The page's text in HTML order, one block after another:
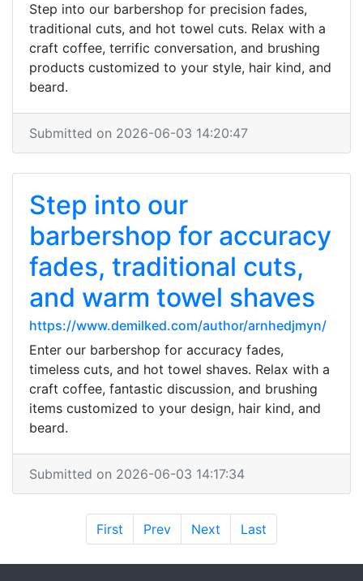
Step into our barbershop for precision fades,
traditional cuts, and hot towel cuts. Relax with a
craft coffee, terrific conversation, and brushing
products customized to your style, hair kind, and
beard.
Submitted on 2026-06-03 14:20:47
Step into our
barbershop for accuracy
fades, traditional cuts,
and warm towel shaves
https://www.demilked.com/author/arnhedjmyn/
Enter our barbershop for accuracy fades,
timeless cuts, and hot towel shaves. Relax with a
craft coffee, fantastic discussion, and brushing
items customized to your design, hair kind, and
beard.
Submitted on 2026-06-03 14:17:34
First Prev Next Last